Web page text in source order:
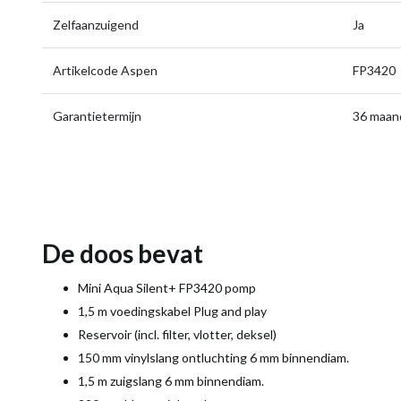
Zelfaanzuigend Ja
Artikelcode Aspen FP3420
Garantietermijn 36
De doos bevat
Mini Aqua Silent+ FP3420 pomp
1,5 m voedingskabel Plug and play
Reservoir (incl. filter, vlotter, deksel)
150 mm vinylslang ontluchting 6 mm binnendiam.
1,5 m zuigslang 6 mm binnendiam.